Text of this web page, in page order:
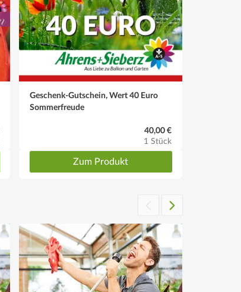
Geschenk-Gutschein, Wert 40 Euro
Sommerfreude
40,00 €
1 Stück
Zum Produkt